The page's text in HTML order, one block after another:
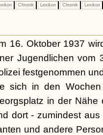
Chronik Lexikon Chronik Lexikon
16. Oktober 1937
Jugendlichen vom
festgenommen
sich in den
in der Nähe
dort - zumindest
und andere